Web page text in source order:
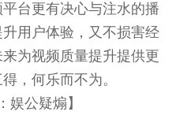
台更有决心与注水的播
用户体验，又不损害经
为视频质量提升提供更
，何乐而不为。
娱公疑煽 】